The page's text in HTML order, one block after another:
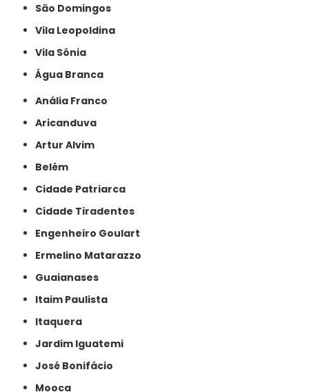
São Domingos
Vila Leopoldina
Vila Sônia
Água Branca
Anália Franco
Aricanduva
Artur Alvim
Belém
Cidade Patriarca
Cidade Tiradentes
Engenheiro Goulart
Ermelino Matarazzo
Guaianases
Itaim Paulista
Itaquera
Jardim Iguatemi
José Bonifácio
Mooca